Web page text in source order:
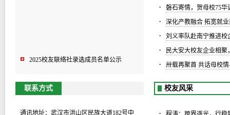
2025校友联络社录选成员名单公示
欢迎回家！—2025秩年返校｜民大
· 磐石寄情，贺母校75华
· 深化产教融合 拓宽就
· 刘义率队赴南宁推进校
· 民大安大校友企业相
· 卅载再聚首 共话母校
联系方式
通讯地址：武汉市洪山区民族大道182号中
校友风采
·